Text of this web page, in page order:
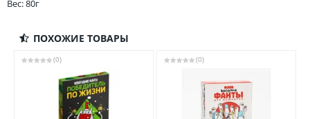
Вес: 80г
ПОХОЖИЕ ТОВАРЫ
(0) (0)